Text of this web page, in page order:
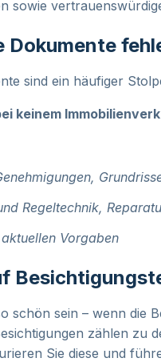
sowie
Dokumente
sind ein häufiger
keinem
Regeltechnik,
Vorgaben
schön sein – wenn die
zählen zu
Sie diese und